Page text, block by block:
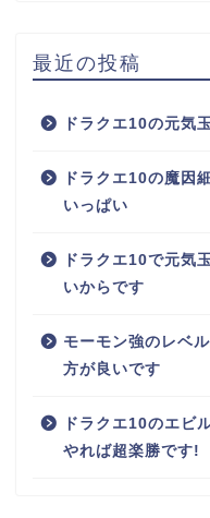
最近の投稿
ドラクエ10の元気
ドラクエ10の魔因
いっぱい
ドラクエ10で元気
いからです
モーモン強のレベ
方が良いです
ドラクエ10のエビ
やれば超楽勝です!